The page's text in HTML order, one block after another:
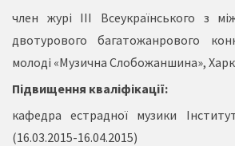
член журі III Всеукраїнського з
двотурового багатожанрового
молоді «Музична Слобожаншина»,
Підвищення кваліфікації:
кафедра естрадної музики
(16.03.2015-16.04.2015)